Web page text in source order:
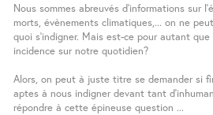
Nous sommes abreuvés d’informations sur
morts, évènements climatiques,... on ne
quoi s’indigner. Mais est-ce pour autant
incidence sur notre quotidien?
Alors, on peut à juste titre se demander si
aptes à nous indigner devant tant
répondre à cette épineuse question ...